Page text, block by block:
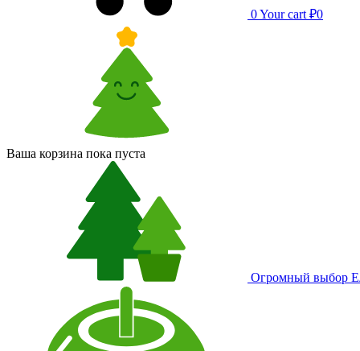
0Your cart ₽0
Ваша корзина пока пуста
Огромный выбор